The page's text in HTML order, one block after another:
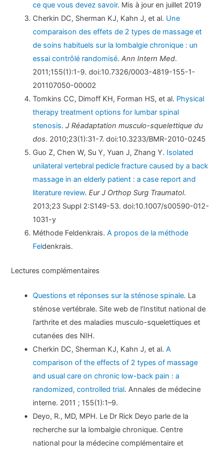
ce que vous devez savoir. Mis à jour en juillet 2019
Cherkin DC, Sherman KJ, Kahn J, et al. Une
comparaison des effets de 2 types de massage et
de soins habituels sur la lombalgie chronique : un
essai contrôlé randomisé.Ann Intern Med.
2011;155(1):1-9. doi:10.7326/0003-4819-155-1-
201107050-00002
Tomkins CC, Dimoff KH, Forman HS, et al. Physical
therapy treatment options for lumbar spinal
stenosis.J Réadaptation musculo-squelettique du
dos. 2010;23(1):31-7. doi:10.3233/BMR-2010-0245
Guo Z, Chen W, Su Y, Yuan J, Zhang Y. Isolated
unilateral vertebral pedicle fracture caused by a back
massage in an elderly patient : a case report and
literature review.Eur J Orthop Surg Traumatol.
2013;23 Suppl 2:S149-53. doi:10.1007/s00590-012-
1031-y
Méthode Feldenkrais.A propos de la méthode
Feldenkrais.
Lectures complémentaires
Questions et réponses sur la sténose spinale. La
sténose vertébrale. Site web de l’Institut national de
l’arthrite et des maladies musculo-squelettiques et
cutanées des NIH.
Cherkin DC, Sherman KJ, Kahn J, et al.A
comparison of the effects of 2 types of massage
and usual care on chronic low-back pain : a
randomized, controlled trial. Annales de médecine
interne. 2011 ; 155(1):1–9.
Deyo, R., MD, MPH. Le Dr Rick Deyo parle de la
recherche sur la lombalgie chronique. Centre
national pour la médecine complémentaire et